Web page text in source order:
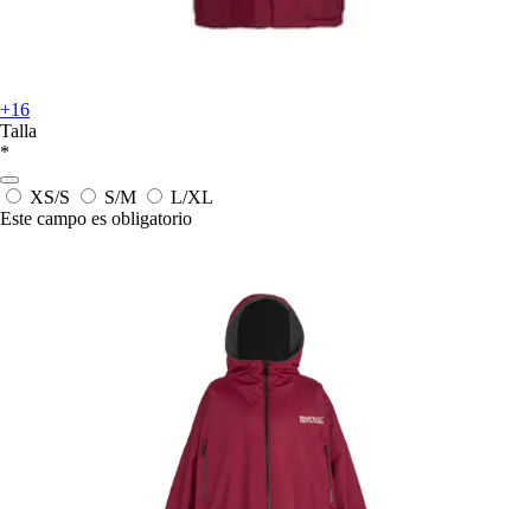
+16
Talla
*
XS/S S/M
L/XL
Este campo es obligatorio